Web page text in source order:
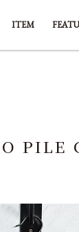
ITEM
PILE